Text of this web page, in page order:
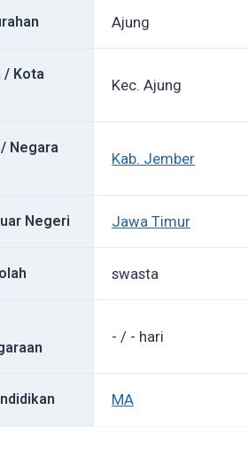
Ajung
/ Kota
Kec. Ajung
Negara
Kab. Jember
Negeri Jawa Timur
swasta
- / - hari
MA